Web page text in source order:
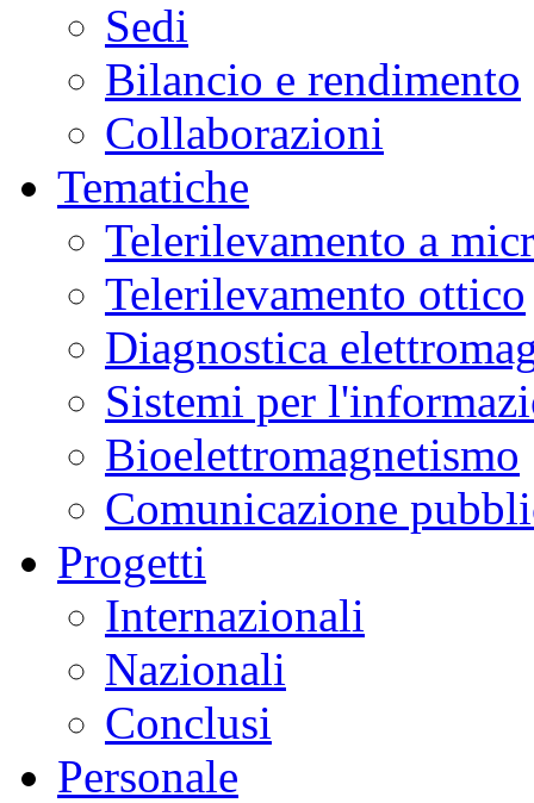
Sedi
Bilancio e rendimento
Collaborazioni
Tematiche
Telerilevamento a
Telerilevamento ottico
Diagnostica
Sistemi per
Bioelettromagnetismo
Comunicazione
Progetti
Internazionali
Nazionali
Conclusi
Personale